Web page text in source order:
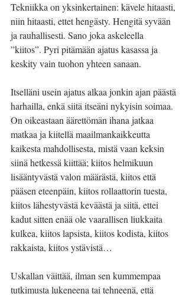
Tekniikka on yksinkertainen: kävele hitaasti,
niin hitaasti, ettet hengästy. Hengitä syvään
ja rauhallisesti. Sano joka askeleella
”kiitos”. Pyri pitämään ajatus kasassa ja
keskity vain tuohon yhteen sanaan.
Itselläni usein ajatus alkaa jonkin ajan päästä
harhailla, enkä siitä itseäni nykyisin soimaa.
On oikeastaan äärettömän ihana jatkaa
matkaa ja kiitellä maailmankaikkeutta
kaikesta mahdollisesta, mistä vaan keksin
siinä hetkessä kiittää; kiitos helmikuun
lisääntyvästä valon määrästä, kiitos että
pääsen eteenpäin, kiitos rollaattorin tuesta,
kiitos lähestyvästä keväästä ja siitä, ettei
kadut sitten enää ole vaarallisen liukkaita
kulkea, kiitos lapsista, kiitos kodista, kiitos
rakkaista, kiitos ystävistä…
Uskallan väittää, ilman sen kummempaa
tutkimusta lukeneena tai tehneenä, että